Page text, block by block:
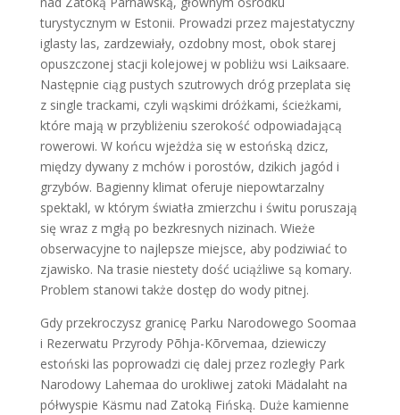
turystycznym w Estonii. Prowadzi przez majestatyczny
iglasty las, zardzewiały, ozdobny most, obok starej
opuszczonej stacji kolejowej w pobliżu wsi Laiksaare.
Następnie ciąg pustych szutrowych dróg przeplata się
z single trackami, czyli wąskimi dróżkami, ścieżkami,
które mają w przybliżeniu szerokość odpowiadającą
rowerowi. W końcu wjeżdża się w estońską dzicz,
między dywany z mchów i porostów, dzikich jagód i
grzybów. Bagienny klimat oferuje niepowtarzalny
spektakl, w którym światła zmierzchu i świtu poruszają
się wraz z mgłą po bezkresnych nizinach. Wieże
obserwacyjne to najlepsze miejsce, aby podziwiać to
zjawisko. Na trasie niestety dość uciążliwe są komary.
Problem stanowi także dostęp do wody pitnej.
Gdy przekroczysz granicę Parku Narodowego Soomaa
i Rezerwatu Przyrody Põhja-Kõrvemaa, dziewiczy
estoński las poprowadzi cię dalej przez rozległy Park
Narodowy Lahemaa do urokliwej zatoki Mädalaht na
półwyspie Käsmu nad Zatoką Fińską. Duże kamienne